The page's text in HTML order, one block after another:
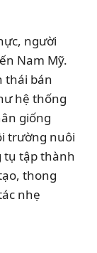
người
Nam Mỹ.
thái bán
hệ thống
giống
trường nuôi
tụ tập thành
thong
nhẹ